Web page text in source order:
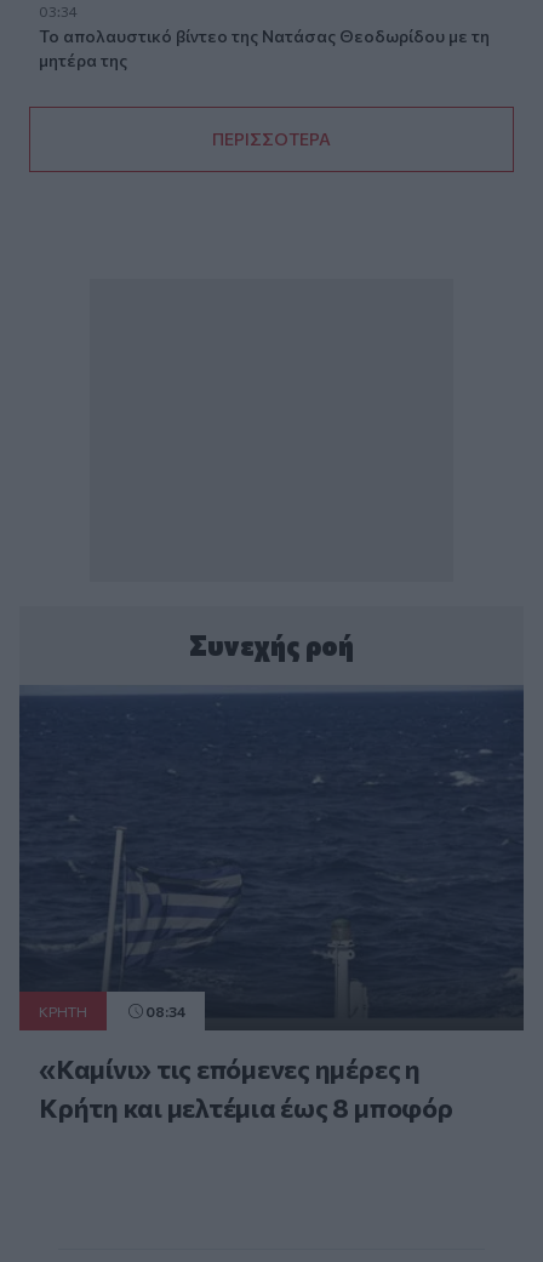
03:34
Το απολαυστικό βίντεο της Νατάσας Θεοδωρίδου με τη
μητέρα της
ΠΕΡΙΣΣΟΤΕΡΑ
Συνεχής ροή
ΚΡΗΤΗ 08:34
«Καμίνι» τις επόμενες ημέρες η
Κρήτη και μελτέμια έως 8 μποφόρ